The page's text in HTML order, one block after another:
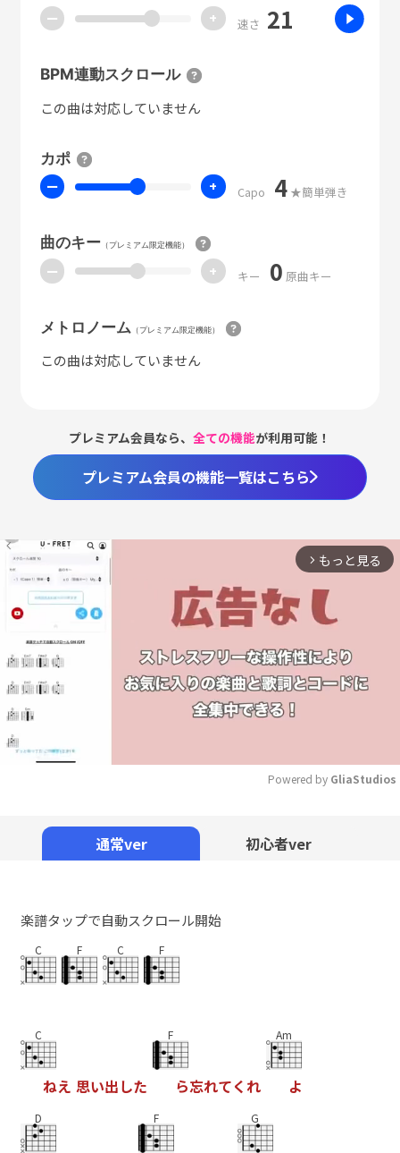
ー + 速さ 21
BPM連動スクロール
この曲は対応していません
カポ
ー + Capo 4 ★簡単弾き
曲のキー（プレミアム限定機能）
ー + キー 0 原曲キー
メトロノーム （プレミアム限定機能）
この曲は対応していません
プレミアム会員なら、全ての機能が利用可能！
プレミアム会員の機能一覧はこちら
arrow_forward_ios もっと見る
Powered by GliaStudios
通常ver 初心者ver
楽譜タップで自動スクロール開始
C F C F
C
ねえ 思い出した
F
ら忘れてく れ
Am
よ
D F G